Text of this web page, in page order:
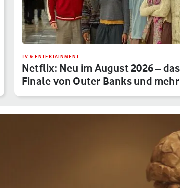
TV & ENTERTAINMENT
Netflix: Neu im August 2026 – das
Finale von Outer Banks und mehr